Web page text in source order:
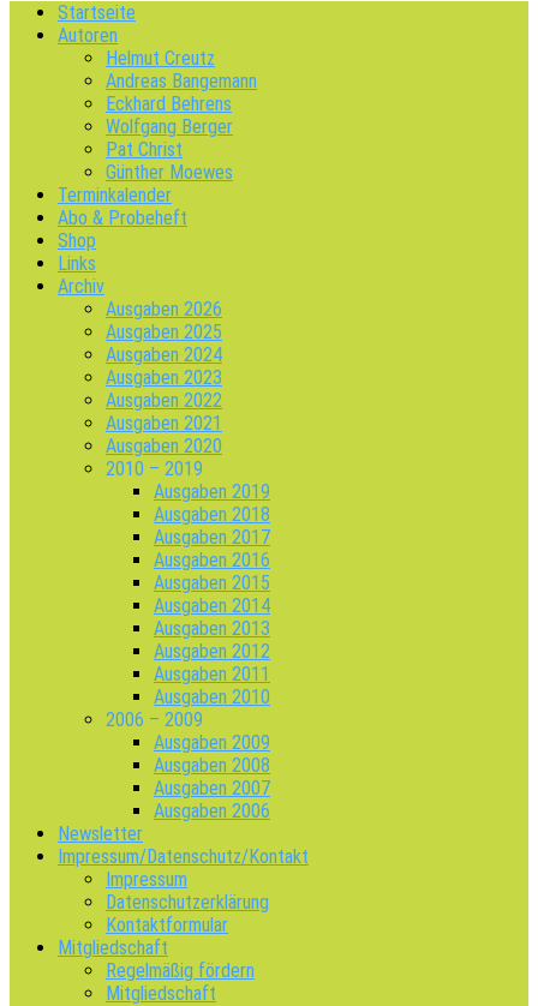
Startseite
Autoren
Helmut Creutz
Andreas Bangemann
Eckhard Behrens
Wolfgang Berger
Pat Christ
Günther Moewes
Terminkalender
Abo & Probeheft
Shop
Links
Archiv
Ausgaben 2026
Ausgaben 2025
Ausgaben 2024
Ausgaben 2023
Ausgaben 2022
Ausgaben 2021
Ausgaben 2020
2010 – 2019
Ausgaben 2019
Ausgaben 2018
Ausgaben 2017
Ausgaben 2016
Ausgaben 2015
Ausgaben 2014
Ausgaben 2013
Ausgaben 2012
Ausgaben 2011
Ausgaben 2010
2006 – 2009
Ausgaben 2009
Ausgaben 2008
Ausgaben 2007
Ausgaben 2006
Newsletter
Impressum/Datenschutz/Kontakt
Impressum
Datenschutzerklärung
Kontaktformular
Mitgliedschaft
Regelmäßig fördern
Mitgliedschaft